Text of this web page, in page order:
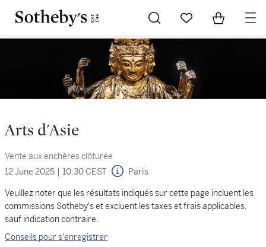
Go to My Favorites
Items in
Arts d'Asie
Vente aux enchères clôturée
12 June 2025 | 10:30 CEST Paris
Veuillez noter que les résultats indiqués sur cette page incluent les
commissions Sotheby's et excluent les taxes et frais applicables,
sauf indication contraire.
Conseils pour s'enregistrer